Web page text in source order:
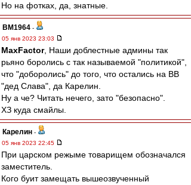
Но на фотках, да, знатные.
BM1964 -
05 янв 2023 23:03
MaxFactor, Наши доблестные админы так
рьяно боролись с так называемой "политикой",
что "доборолись" до того, что остались на ВВ
"дед Слава", да Карелин.
Ну а че? Читать нечего, зато "безопасно".
ХЗ куда смайлы.
Карелин -
05 янв 2023 22:45
При царском режыме товарищем обозначался
заместитель.
Кого буит замещать вышеозвученный